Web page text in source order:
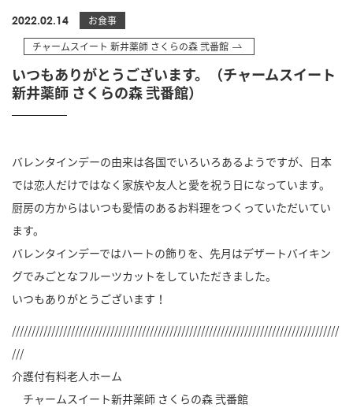
2022.02.14
お食事
チャームスイート 新井薬師 さくらの森 弐番館
いつもありがとうございます。（チャームスイート
新井薬師 さくらの森 弐番館）
バレンタインデーの由来は各国でいろいろあるようですが、日本
では恋人だけではなく家族や友人と愛を祝う日になっています。
厨房の方からはいつも愛情のあるお料理をつくっていただいてい
ます。
バレンタインデーではハートの飾りを、先月はデザートバイキン
グでみごとなフルーツカットをしていただきました。
いつもありがとうございます！
///////////////////////////////////////////////////////////////////////////////////
///
介護付有料老人ホーム
チャームスイート新井薬師 さくらの森 弐番館